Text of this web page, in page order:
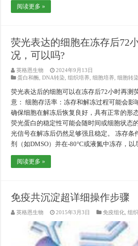
阅读更多 »
荧光表达的细胞在冻存后72
况，可以吗?
英格恩生物
2024年9月13日
蛋白和酶 ,DNA转染 ,组织培养 ,细胞培养 ,细胞转染
荧光表达后的细胞可以在冻存后72小时再测
意： 细胞存活率：冻存和解冻过程可能会影
确保细胞在解冻后恢复良好，具有正常的形
荧光蛋白的稳定性可能会随时间或细胞状态
光信号在解冻后仍然足够强且稳定。 冻存条
剂（如DMSO）并在-80°C或液氮中冻存，以
阅读更多 »
免疫共沉淀超详细操作步骤
英格恩生物 2015年3月3日 免疫组化 ,组